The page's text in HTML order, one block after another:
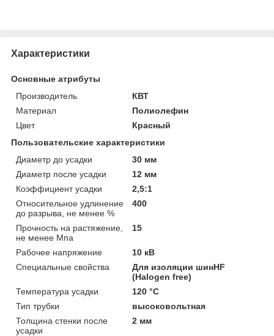
Характеристики
Основные атрибуты
Производитель
КВТ
Материал
Полиолефин
Цвет
Красный
Пользовательские характеристики
Диаметр до усадки
30 мм
Диаметр после усадки
12 мм
Коэффициент усадки
2,5:1
Относительное удлинение
до разрыва, не менее %
400
Прочность на растяжение,
не менее Мпа
15
Рабочее напряжение
10 кВ
Специальные свойства
Для изоляции шинHF
(Halogen free)
Температура усадки
120 °C
Тип трубки
высоковольтная
Толщина стенки после
усадки
2 мм